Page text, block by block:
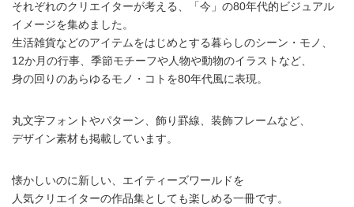
それぞれのクリエイターが考える、「今」の80年代的ビジュアル
イメージを集めました。
生活雑貨などのアイテムをはじめとする暮らしのシーン・モノ、
12か月の行事、季節モチーフや人物や動物のイラストなど、
身の回りのあらゆるモノ・コトを80年代風に表現。
丸文字フォントやパターン、飾り罫線、装飾フレームなど、
デザイン素材も掲載しています。
懐かしいのに新しい、エイティーズワールドを
人気クリエイターの作品集としても楽しめる一冊です。